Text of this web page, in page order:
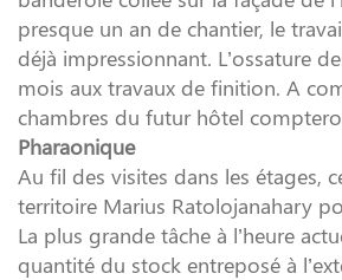
presque un an de chantier, le
déjà impressionnant. L’ossature
mois aux travaux de finition. A
chambres du futur hôtel
Pharaonique
Au fil des visites dans les étages,
territoire Marius Ratolojanahary
La plus grande tâche à l’heure
quantité du stock entreposé à